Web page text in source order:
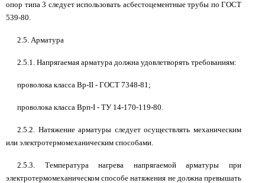
опор типа 3 следует использовать асбестоцементные трубы по ГОСТ
539-80.
2.5. Арматура
2.5.1. Напрягаемая арматура должна удовлетворять требованиям:
проволока класса Вр-II - ГОСТ 7348-81;
проволока класса Врп-I - ТУ 14-170-119-80.
2.5.2. Натяжение арматуры следует осуществлять механическим
или электротермомеханическим способами.
2.5.3. Температура нагрева напрягаемой арматуры при
электротермомеханическом способе натяжения не должна превышать